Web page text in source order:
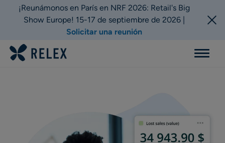
¡Reunámonos en París en NRF 2026: Retail's Big
Show Europe! 15-17 de septiembre de 2026 |
Solicitar una reunión
Menu